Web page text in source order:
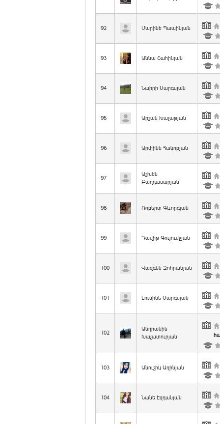
92 Մարինե Պապինյան
93 Աննա Շահինյան
94 Նաիրի Սարգսյան
95 Արշակ Խալաթյան
96 Արփինե Հակոբյան
97
Աշխեն
Բաղդասարյան
98 Ռոբերտ Գևորգյան
99 Դավիթ Գույումջյան
100 Վազգեն Զոհրանյան
101 Լուսինե Սարգսյան
102
Անդրանիկ
Խաչատուրյան
103 Անուշիկ Աղինյան
104 Նանե Էզդանյան